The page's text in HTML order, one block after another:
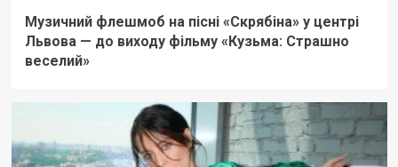
Музичний флешмоб на пісні «Скрябіна» у центрі
Львова — до виходу фільму «Кузьма: Страшно
веселий»